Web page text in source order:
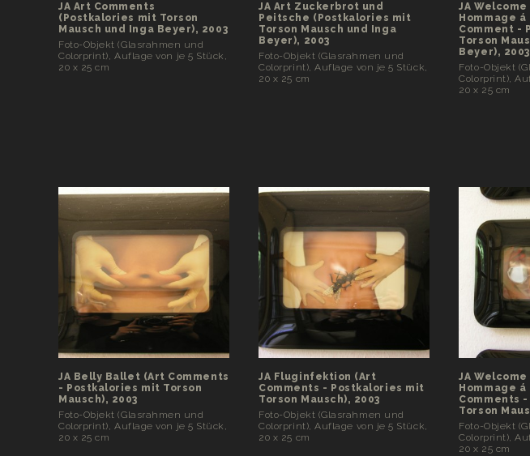
JA Art Comments
(Postkalories mit Torson
Mausch und Inga Beyer), 2003
Foto-Objekt (Glasrahmen und
Colorprint), Auflage von je 5 Stück,
20 x 25 cm
JA Art Zuckerbrot und
Peitsche (Postkalories mit
Torson Mausch und Inga
Beyer), 2003
Foto-Objekt (Glasrahmen und
Colorprint), Auflage von je 5 Stück,
20 x 25 cm
JA
Hommage
Comment -
Torson
Beyer), 2003
Foto-Objekt
Colorprint),
20 x 25 cm
JA Belly Ballet (Art Comments
- Postkalories mit Torson
Mausch), 2003
Foto-Objekt (Glasrahmen und
Colorprint), Auflage von je 5 Stück,
20 x 25 cm
JA Fluginfektion (Art
Comments - Postkalories mit
Torson Mausch), 2003
Foto-Objekt (Glasrahmen und
Colorprint), Auflage von je 5 Stück,
20 x 25 cm
JA
Hommage
Comments
Torson
Foto-Objekt
Colorprint),
20 x 25 cm